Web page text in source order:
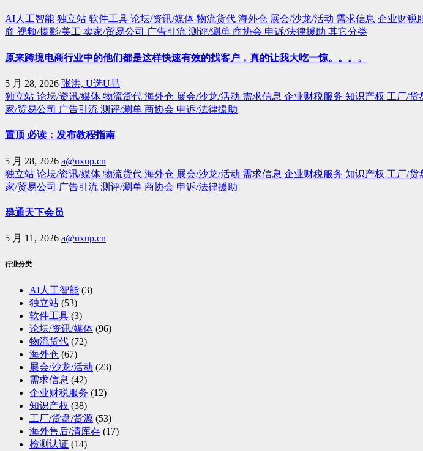
AI人工智能 独立站 软件工具 论坛/资讯/媒体 物流货代 海外仓 展会/沙龙/活动 需求信息 企业财税
商 视频/摄影/美工 卖家/贸易公司 广告引流 测评/涮单 商协会 申诉/法律援助 其它分类
原来跨境电商行业中的他们都是这样快速有效的找客户，真的让我大吃一惊。。。。
5 月 28, 2026 张洪, U选U品
独立站 论坛/资讯/媒体 物流货代 海外仓 展会/沙龙/活动 需求信息 企业财税服务 知识产权 工厂/货
家/贸易公司 广告引流 测评/涮单 商协会 申诉/法律援助
置顶 必读：发布教程指南
5 月 28, 2026 a@uxup.cn
独立站 论坛/资讯/媒体 物流货代 海外仓 展会/沙龙/活动 需求信息 企业财税服务 知识产权 工厂/货
家/贸易公司 广告引流 测评/涮单 商协会 申诉/法律援助
群通天下会员
5 月 11, 2026 a@uxup.cn
行业分类
AI人工智能 (3)
独立站 (53)
软件工具 (3)
论坛/资讯/媒体 (96)
物流货代 (72)
海外仓 (67)
展会/沙龙/活动 (23)
需求信息 (42)
企业财税服务 (12)
知识产权 (38)
工厂/货盘/货源 (53)
海外售后/清库存 (17)
检测认证 (14)